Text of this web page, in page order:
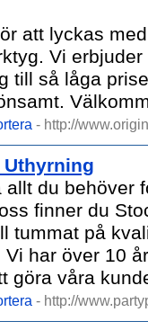
att lyckas
Vi
till så låga
- http://
allt du behöver
finner du
tummat på
har över 10
göra våra
- http://